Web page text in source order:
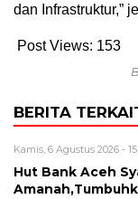
dan Infrastruktur,”
Post Views: 153
BERITA
Kamis, 6 Agustus 2026 -
Hut Bank Aceh